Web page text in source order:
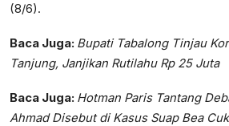
(8/6).
Baca Juga: Bupati Tabalong Tinjau
Tanjung, Janjikan Rutilahu Rp 25 Juta
Baca Juga: Hotman Paris Tantang
Ahmad Disebut di Kasus Suap Bea